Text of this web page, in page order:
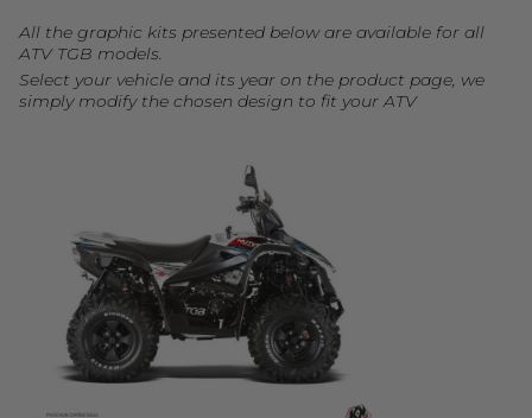
All the graphic kits presented below are available for all
ATV TGB models.
Select your vehicle and its year on the product page, we
simply modify the chosen design to fit your ATV